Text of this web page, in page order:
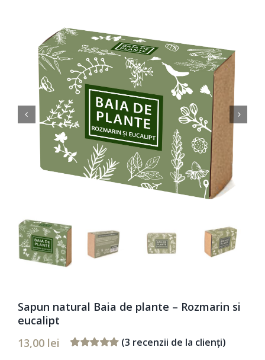
Inregistrare
 
Sapun natural Baia de plante – Rozmarin si
eucalipt
13,00 lei (3 recenzii de la clienți)